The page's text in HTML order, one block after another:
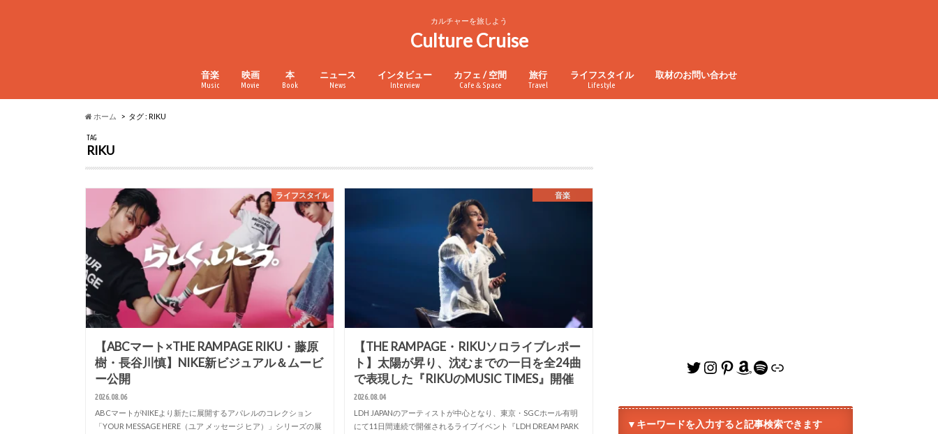
カルチャーを旅しよう
Culture Cruise
音楽
Music
映画
Movie
本
Book
ニュース
News
インタビュー
Interview
カフェ / 空間
Cafe＆Space
旅行
Travel
ライフスタイル
Lifestyle
取材のお問い合わせ
ホーム タグ : RIKU
TAG
RIKU
ライフスタイル
【ABCマート×THE RAMPAGE RIKU・藤原
樹・長谷川慎】NIKE新ビジュアル＆ムービ
ー公開
2026.08.06
ABCマートがNIKEより新たに展開するアパレルのコレクション
「YOUR MESSAGE HERE（ユア メッセージ ヒア）」シリーズの展
音楽
【THE RAMPAGE・RIKUソロライブレポー
ト】太陽が昇り、沈むまでの一日を全24曲
で表現した『RIKUのMUSIC TIMES』開催
2026.08.04
LDH JAPANのアーティストが中心となり、東京・SGCホール有明
にて11日間連続で開催されるライブイベント『LDH DREAM PARK
Twitter
Instagram
Pinterest
Amazon
Spotify
リンク
▼キーワードを入力すると記事検索できます